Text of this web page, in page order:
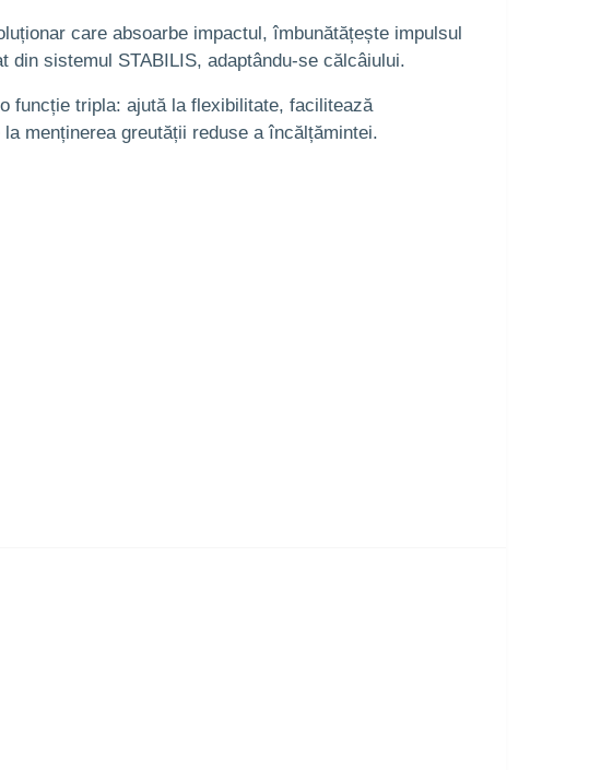
care absoarbe impactul, îmbunătățește impulsul
sistemul STABILIS, adaptându-se călcâiului.
funcție tripla: ajută la flexibilitate, facilitează
menținerea greutății reduse a încălțămintei.